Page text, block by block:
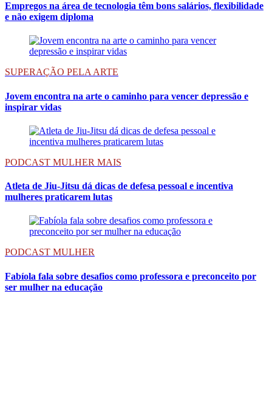
Empregos na área de tecnologia têm bons salários, flexibilidade
e não exigem diploma
SUPERAÇÃO PELA ARTE
Jovem encontra na arte o caminho para vencer depressão e
inspirar vidas
PODCAST MULHER MAIS
Atleta de Jiu-Jitsu dá dicas de defesa pessoal e incentiva
mulheres praticarem lutas
PODCAST MULHER
Fabíola fala sobre desafios como professora e preconceito por
ser mulher na educação